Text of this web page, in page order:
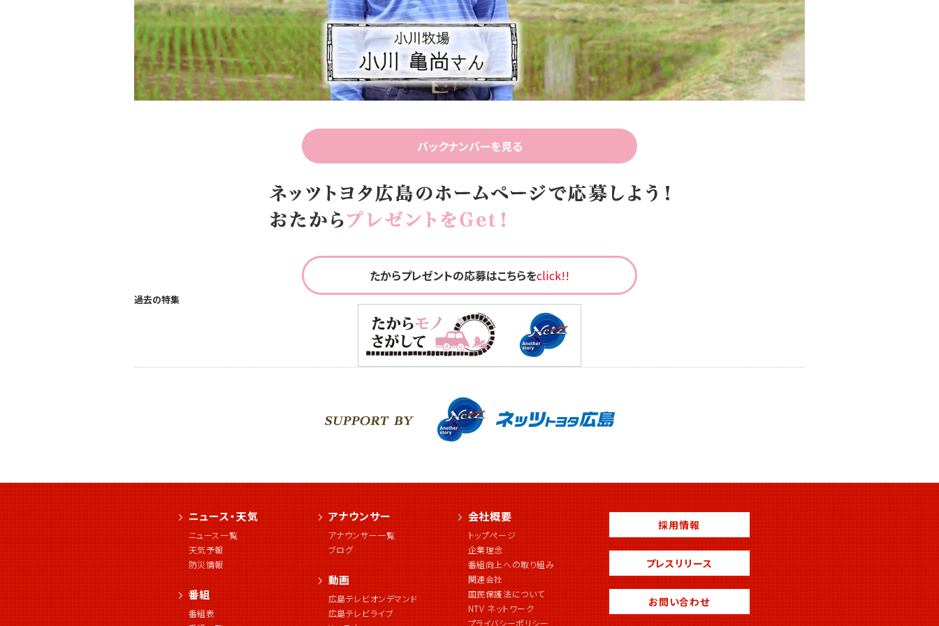
Video
バックナンバーを見る
たからプレゼントの応募はこちらをclick!!
過去の特集
ニュース・天気
ニュース一覧
天気予報
防災情報
番組
番組表
アナウンサー
アナウンサー一覧
ブログ
動画
広島テレビオンデマンド
広島テレビライブ
会社概要
トップページ
企業理念
番組向上への取り組み
関連会社
国民保護法について
NTV ネットワーク
プライバシーポリシー
採用情報
プレスリリース
お問い合わせ